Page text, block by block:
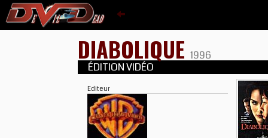
DIABOLIQUE 1996
ÉDITION VIDÉO
Editeur